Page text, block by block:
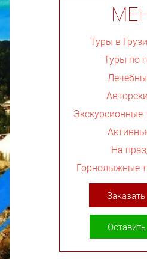
Туры в
Туры по
Экскурсионные
На
Горнолыжные